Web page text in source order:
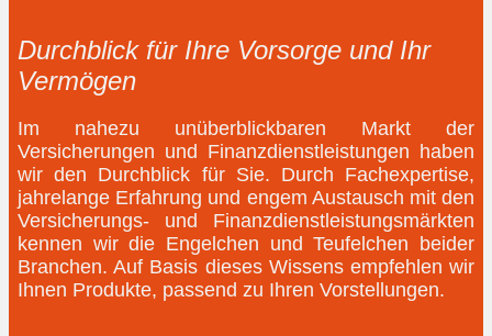
Durchblick für Ihre Vorsorge und Ihr
Vermögen
Im nahezu unüberblickbaren Markt der
Versicherungen und Finanzdienstleistungen haben
wir den Durchblick für Sie. Durch Fachexpertise,
jahrelange Erfahrung und engem Austausch mit den
Versicherungs- und Finanzdienstleistungsmärkten
kennen wir die Engelchen und Teufelchen beider
Branchen. Auf Basis dieses Wissens empfehlen wir
Ihnen Produkte, passend zu Ihren Vorstellungen.